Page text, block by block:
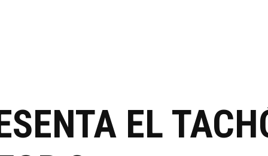
EL